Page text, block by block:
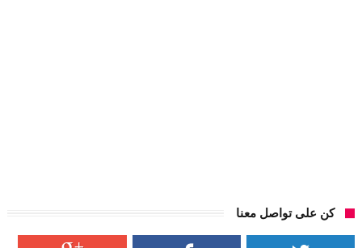
كن على تواصل معنا